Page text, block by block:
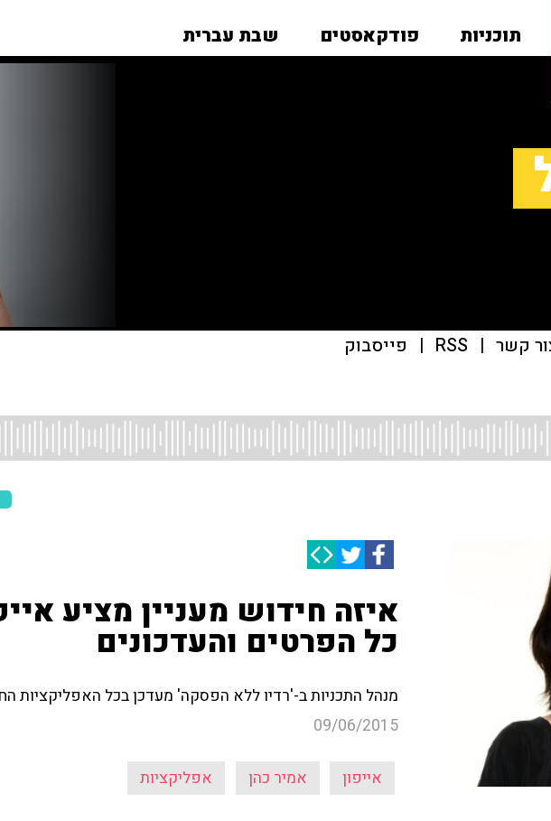
תוכניות פודקאסטים שבת עברית
קשר |
RSS
| פייסבוק
כל הפרטים והעדכונים
מנהל התכניות ב-'רדיו ללא הפסקה' מעדכן בכל האפליקציות
09/06/2015
אייפון אמיר כהן אפליקציות